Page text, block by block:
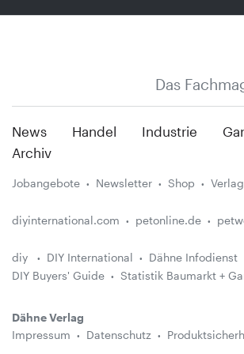
Das
News Handel Industrie
Archiv
Jobangebote Newsletter Shop Verlag
diyinternational.com petonline.de
diy DIY International Dähne Infodienst
DIY Buyers' Guide
Statistik Baumarkt +
Dähne Verlag
Impressum
Datenschutz